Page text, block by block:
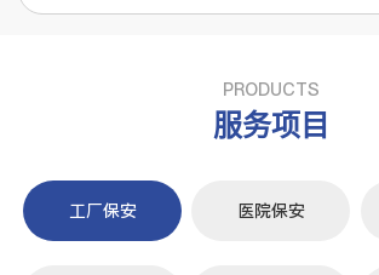
PRODUCTS
服务项目
工厂保安 医院保安